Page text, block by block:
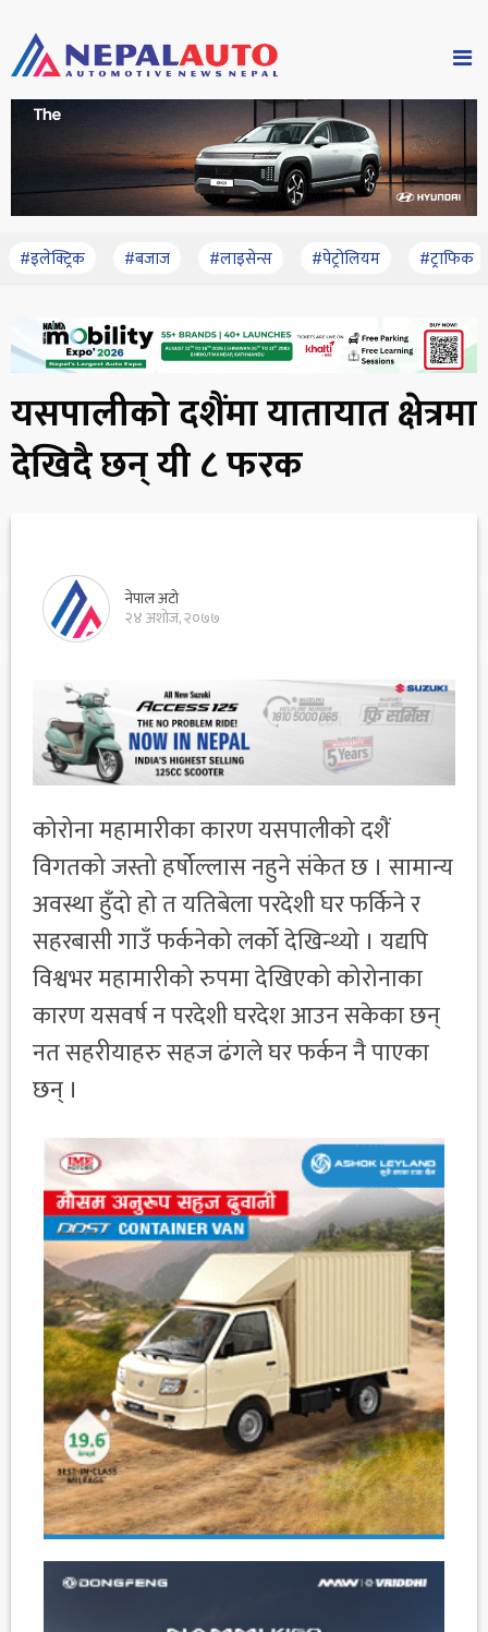
#इलेक्ट्रिक #बजाज #लाइसेन्स #पेट्रोलियम #ट्राफिक
यसपालीको दशैंमा यातायात क्षेत्रमा
देखिदै छन् यी ८ फरक
नेपाल अटो
२४ अशोज, २०७७
कोरोना महामारीका कारण यसपालीको दशैं
विगतको जस्तो हर्षोल्लास नहुने संकेत छ । सामान्य
अवस्था हुँदो हो त यतिबेला परदेशी घर फर्किने र
सहरबासी गाउँ फर्कनेको लर्को देखिन्थ्यो । यद्यपि
विश्वभर महामारीको रुपमा देखिएको कोरोनाका
कारण यसवर्ष न परदेशी घरदेश आउन सकेका छन्
नत सहरीयाहरु सहज ढंगले घर फर्कन नै पाएका
छन् ।